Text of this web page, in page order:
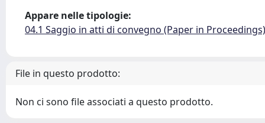
Appare nelle tipologie:
04.1 Saggio in atti di convegno (Paper in Proceedings)
File in questo prodotto:
Non ci sono file associati a questo prodotto.